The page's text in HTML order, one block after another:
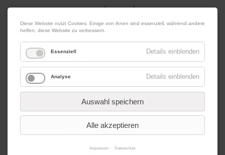
08. August 2026 Impressum|Kontakt|Datenschutz
Werbung
Menü
von Redaktion
Dressur- und Springreiten vom
Feinsten - Landesmeister
Diese Website nutzt Cookies. Einige von ihnen sind essenziell, während andere
helfen, diese Website zu verbessern.
Essenziell Details einblenden
Analyse Details einblenden
Auswahl speichern
Alle akzeptieren
Impressum Datenschutz